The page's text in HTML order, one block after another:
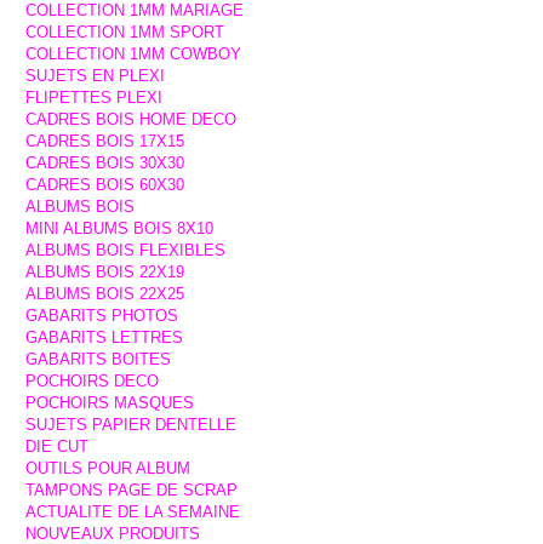
COLLECTION 1MM MARIAGE
COLLECTION 1MM SPORT
COLLECTION 1MM COWBOY
SUJETS EN PLEXI
FLIPETTES PLEXI
CADRES BOIS HOME DECO
CADRES BOIS 17X15
CADRES BOIS 30X30
CADRES BOIS 60X30
ALBUMS BOIS
MINI ALBUMS BOIS 8X10
ALBUMS BOIS FLEXIBLES
ALBUMS BOIS 22X19
ALBUMS BOIS 22X25
GABARITS PHOTOS
GABARITS LETTRES
GABARITS BOITES
POCHOIRS DECO
POCHOIRS MASQUES
SUJETS PAPIER DENTELLE
DIE CUT
OUTILS POUR ALBUM
TAMPONS PAGE DE SCRAP
ACTUALITE DE LA SEMAINE
NOUVEAUX PRODUITS